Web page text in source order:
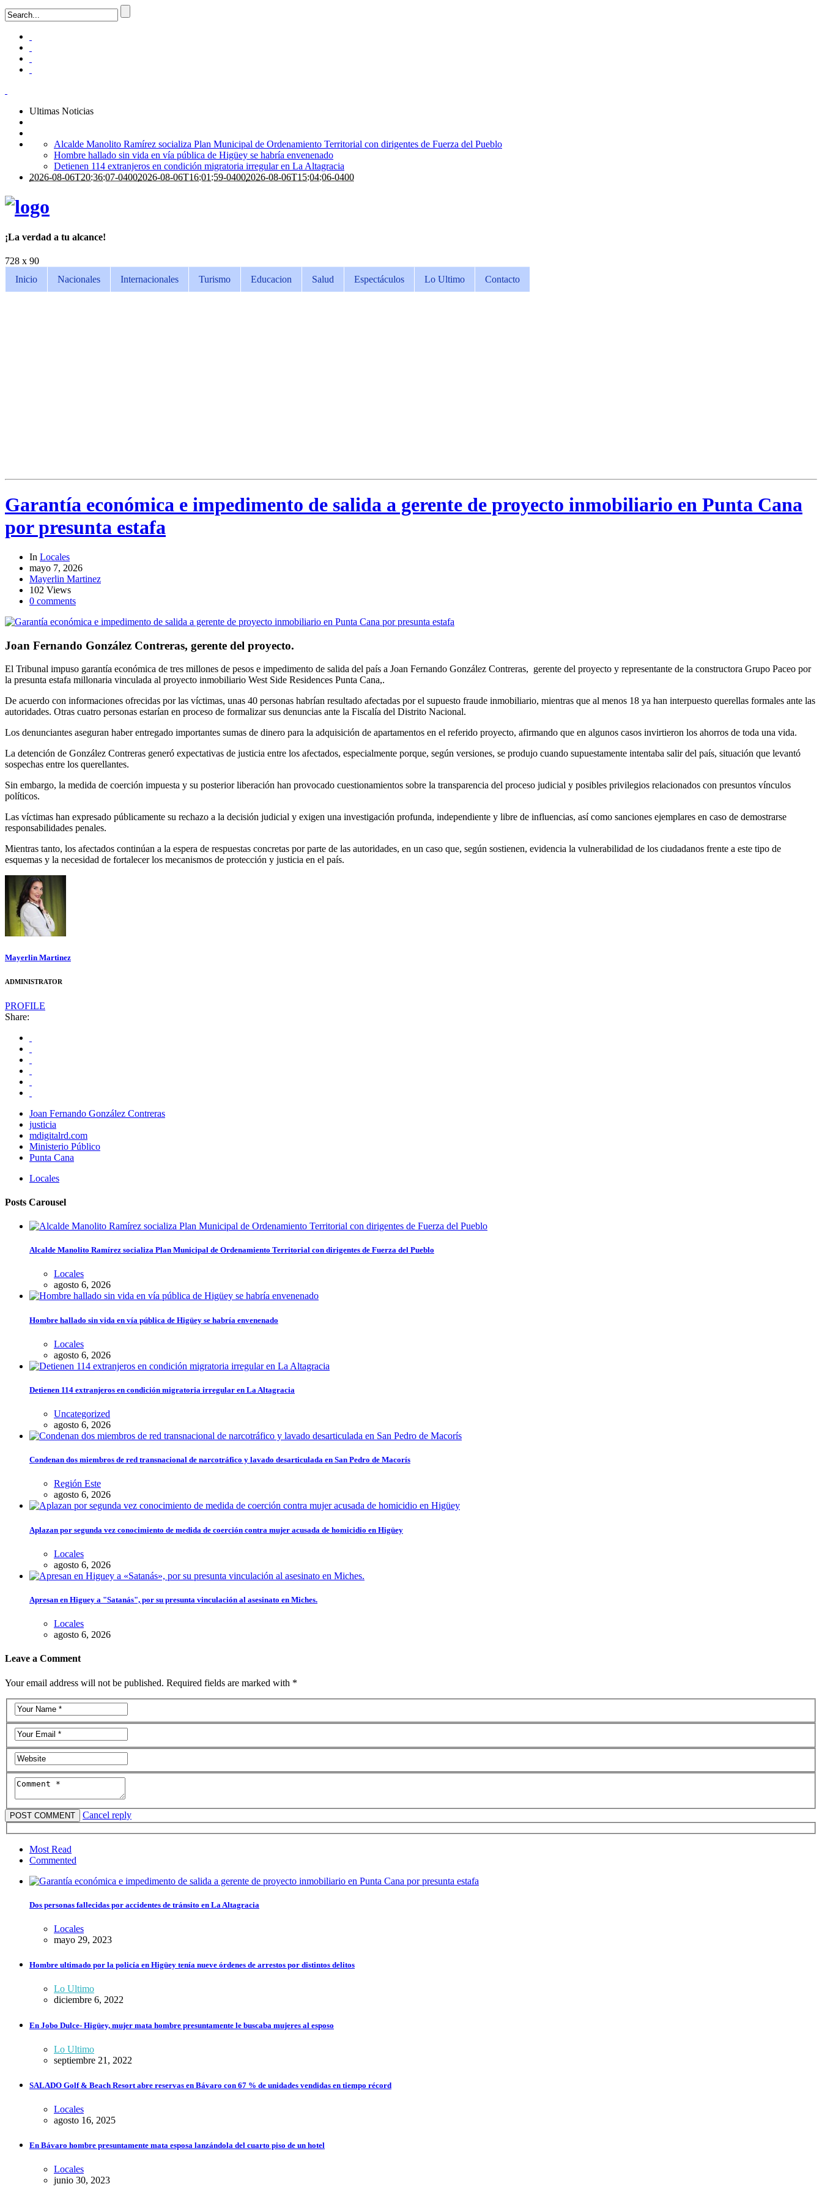
Ultimas Noticias
Alcalde Manolito Ramírez socializa Plan Municipal de Ordenamiento Territorial con dirigentes de Fuerza del Pueblo
Hombre hallado sin vida en vía pública de Higüey se habría envenenado
Detienen 114 extranjeros en condición migratoria irregular en La Altagracia
2026-08-06T20:36:07-04002026-08-06T16:01:59-04002026-08-06T15:04:06-0400
¡La verdad a tu alcance!
728 x 90
Inicio
Nacionales Internacionales Turismo Educacion Salud Espectáculos Lo Ultimo Contacto
Garantía económica e impedimento de salida a gerente de proyecto inmobiliario en Punta Cana
por presunta estafa
In Locales
mayo 7, 2026
Mayerlin Martinez
102 Views
0 comments
Joan Fernando González Contreras, gerente del proyecto.
El Tribunal impuso garantía económica de tres millones de pesos e impedimento de salida del país a Joan Fernando González Contreras, gerente del proyecto y representante de la constructora Grupo Paceo por
la presunta estafa millonaria vinculada al proyecto inmobiliario West Side Residences Punta Cana,.
De acuerdo con informaciones ofrecidas por las víctimas, unas 40 personas habrían resultado afectadas por el supuesto fraude inmobiliario, mientras que al menos 18 ya han interpuesto querellas formales ante las
autoridades. Otras cuatro personas estarían en proceso de formalizar sus denuncias ante la Fiscalía del Distrito Nacional.
Los denunciantes aseguran haber entregado importantes sumas de dinero para la adquisición de apartamentos en el referido proyecto, afirmando que en algunos casos invirtieron los ahorros de toda una vida.
La detención de González Contreras generó expectativas de justicia entre los afectados, especialmente porque, según versiones, se produjo cuando supuestamente intentaba salir del país, situación que levantó
sospechas entre los querellantes.
Sin embargo, la medida de coerción impuesta y su posterior liberación han provocado cuestionamientos sobre la transparencia del proceso judicial y posibles privilegios relacionados con presuntos vínculos
políticos.
Las víctimas han expresado públicamente su rechazo a la decisión judicial y exigen una investigación profunda, independiente y libre de influencias, así como sanciones ejemplares en caso de demostrarse
responsabilidades penales.
Mientras tanto, los afectados continúan a la espera de respuestas concretas por parte de las autoridades, en un caso que, según sostienen, evidencia la vulnerabilidad de los ciudadanos frente a este tipo de
esquemas y la necesidad de fortalecer los mecanismos de protección y justicia en el país.
Mayerlin Martinez
ADMINISTRATOR
PROFILE
Share:
Joan Fernando González Contreras
justicia
mdigitalrd.com
Ministerio Público
Punta Cana
Locales
Posts Carousel
Alcalde Manolito Ramírez socializa Plan Municipal de Ordenamiento Territorial con dirigentes de Fuerza del Pueblo
Locales
agosto 6, 2026
Hombre hallado sin vida en vía pública de Higüey se habría envenenado
Locales
agosto 6, 2026
Detienen 114 extranjeros en condición migratoria irregular en La Altagracia
Uncategorized
agosto 6, 2026
Condenan dos miembros de red transnacional de narcotráfico y lavado desarticulada en San Pedro de Macorís
Región Este
agosto 6, 2026
Aplazan por segunda vez conocimiento de medida de coerción contra mujer acusada de homicidio en Higüey
Locales
agosto 6, 2026
Apresan en Higuey a "Satanás", por su presunta vinculación al asesinato en Miches.
Locales
agosto 6, 2026
Leave a Comment
Your email address will not be published. Required fields are marked with *
Cancel reply
Most Read
Commented
Dos personas fallecidas por accidentes de tránsito en La Altagracia
Locales
mayo 29, 2023
Hombre ultimado por la policía en Higüey tenía nueve órdenes de arrestos por distintos delitos
Lo Ultimo
diciembre 6, 2022
En Jobo Dulce- Higüey, mujer mata hombre presuntamente le buscaba mujeres al esposo
Lo Ultimo
septiembre 21, 2022
SALADO Golf & Beach Resort abre reservas en Bávaro con 67 % de unidades vendidas en tiempo récord
Locales
agosto 16, 2025
En Bávaro hombre presuntamente mata esposa lanzándola del cuarto piso de un hotel
Locales
junio 30, 2023